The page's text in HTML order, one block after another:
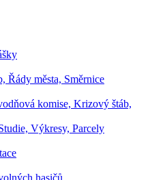
Řády města, Směrnice
komise, Krizový štáb,
Výkresy, Parcely
hasičů